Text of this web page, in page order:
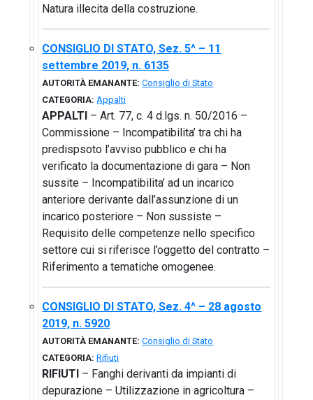
Natura illecita della costruzione.
CONSIGLIO DI STATO, Sez. 5^ – 11
settembre 2019, n. 6135
AUTORITÀ EMANANTE: Consiglio di Stato
CATEGORIA: Appalti
APPALTI – Art. 77, c. 4 d.lgs. n. 50/2016 –
Commissione – Incompatibilita’ tra chi ha
predispsoto l’avviso pubblico e chi ha
verificato la documentazione di gara – Non
sussite – Incompatibilita’ ad un incarico
anteriore derivante dall’assunzione di un
incarico posteriore – Non sussiste –
Requisito delle competenze nello specifico
settore cui si riferisce l’oggetto del contratto –
Riferimento a tematiche omogenee.
CONSIGLIO DI STATO, Sez. 4^ – 28 agosto
2019, n. 5920
AUTORITÀ EMANANTE: Consiglio di Stato
CATEGORIA: Rifiuti
RIFIUTI – Fanghi derivanti da impianti di
depurazione – Utilizzazione in agricoltura –